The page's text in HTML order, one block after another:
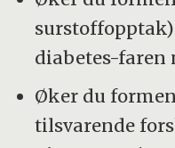
diabetes-faren
Øker du
tilsvarende